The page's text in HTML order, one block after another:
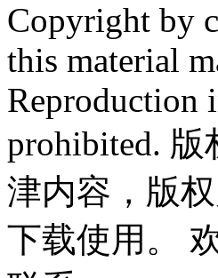
Copyright by
this material
Reproduction
prohibited.
津内容，版
下载使用。